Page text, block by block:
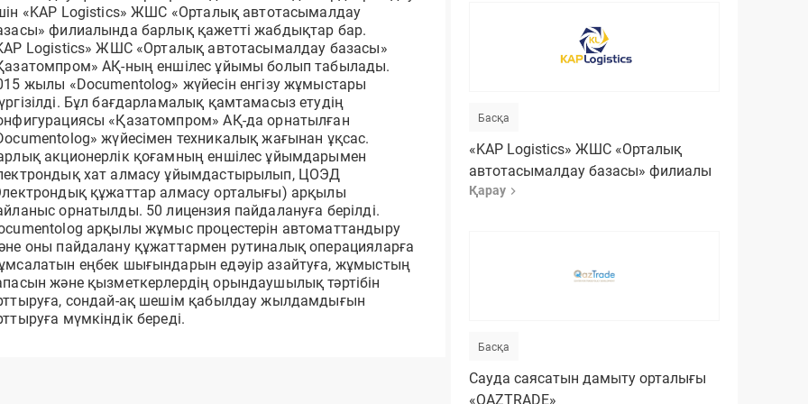
Құжаттарды бірнеше рет басу арқылы қарсы
тарапқа рәсімдеп жіберіңіз
Электрондық еңбек шарттары
Қызметкерлерді онлайн рәсімдеңіз,
қағазбастылықтан арылыңыз
Құжатты тексеру
Құжат туралы ақпаратты оның DOC ID арқылы
алыңыз
Қолдау орталығы
24/7 режимде жүйеде жұмыс істеу бойынша көмек
алыңыз
«KAP Logistics» ЖШС «Орталық автотасымалдау
филиалында барлық қажетті жабдықтар бар.
Logistics» ЖШС «Орталық автотасымалдау базасы»
АҚ-ның еншілес ұйымы болып табылады.
жылы «Documentolog» жүйесін енгізу жұмыстары
Бұл бағдарламалық қамтамасыз етудің
«Қазатомпром» АҚ-да орнатылған
жүйесімен техникалық жағынан ұқсас.
акционерлік қоғамның еншілес ұйымдарымен
хат алмасу ұйымдастырылып, ЦОЭД
құжаттар алмасу орталығы) арқылы
орнатылды. 50 лицензия пайдалануға берілді.
арқылы жұмыс процестерін автоматтандыру
оны пайдалану құжаттармен рутиналық операцияларға
еңбек шығындарын едәуір азайтуға, жұмыстың
және қызметкерлердің орындаушылық тәртібін
сондай-ақ шешім қабылдау жылдамдығын
мүмкіндік береді.
Басқа
«KAP Logistics» ЖШС «Орталық
автотасымалдау базасы» филиалы
Қарау
Басқа
Сауда саясатын дамыту орталығы
«QAZTRADE»